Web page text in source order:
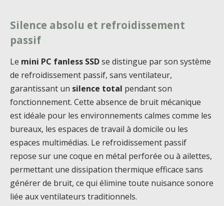
Silence absolu et refroidissement
passif
Le mini PC fanless SSDse distingue par son système
de refroidissement passif, sans ventilateur,
garantissant un silence total pendant son
fonctionnement. Cette absence de bruit mécanique
est idéale pour les environnements calmes comme les
bureaux, les espaces de travail à domicile ou les
espaces multimédias. Le refroidissement passif
repose sur une coque en métal perforée ou à ailettes,
permettant une dissipation thermique efficace sans
générer de bruit, ce qui élimine toute nuisance sonore
liée aux ventilateurs traditionnels.